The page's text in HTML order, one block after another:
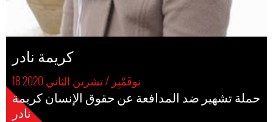
كريمة نادر
18 نوفَمْبِر / تشرين الثاني 2020
حملة تشهير ضد المدافعة عن حقوق الإنسان كريمة
نادر